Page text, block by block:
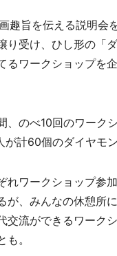
旨を伝える説明会
り受け、ひし形の「
るワークショップを
のべ10回のワーク
計60個のダイヤモ
ワークショップ参
が、みんなの休憩所
交流ができるワーク
。